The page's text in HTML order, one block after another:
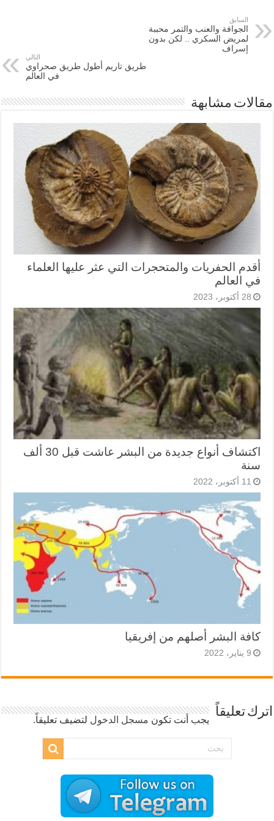
السابق
الجوافة والعنب والتمر محببة
لمريض السكري .. لكن بدون
إسراف
التالي
طريق تاريم أطول طريق صحراوي
في العالم
مقالات مشابهة
أقدم الحفريات والمتحجرات التي عثر عليها العلماء
في العالم
28 أكتوبر، 2023
اكتشاف أنواع جديدة من البشر عاشت قبل 30 ألف
سنة
11 أكتوبر، 2022
كافة البشر أصلهم من إفريقيا
9 يناير، 2022
اترك تعليقاً
يجب أنت تكون مسجل الدخول لتضيف تعليقاً.